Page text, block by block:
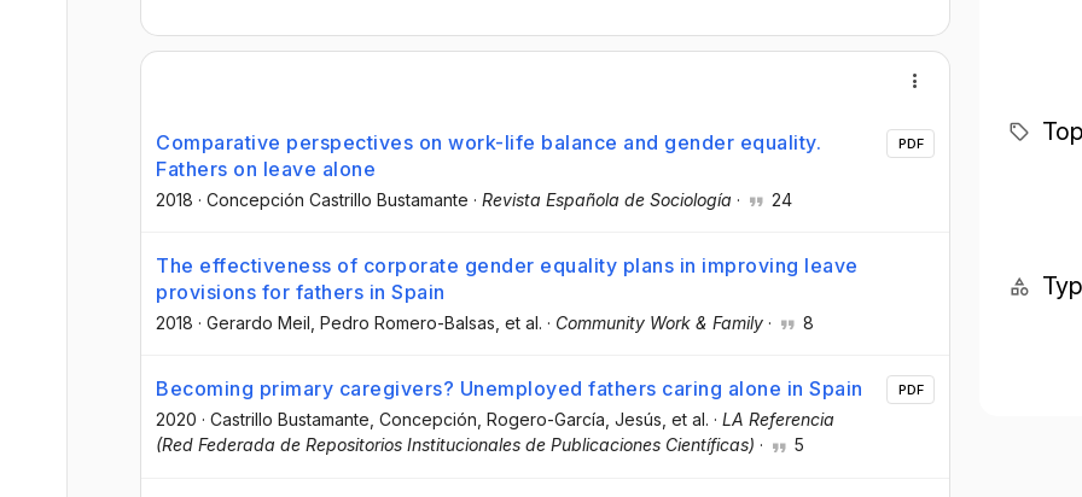
Comparative perspectives on work-life balance and gender equality.
Fathers on leave alone
2018 · Concepción Castrillo Bustamante · Revista Española de Sociología · 24
PDF
The effectiveness of corporate gender equality plans in improving leave
provisions for fathers in Spain
2018 · Gerardo Meil , Pedro Romero-Balsas , et al. · Community Work & Family · 8
Becoming primary caregivers? Unemployed fathers caring alone in Spain
2020 · Castrillo Bustamante, Concepción , Rogero-García, Jesús , et al. · LA Referencia
(Red Federada de Repositorios Institucionales de Publicaciones Científicas) · 5
PDF